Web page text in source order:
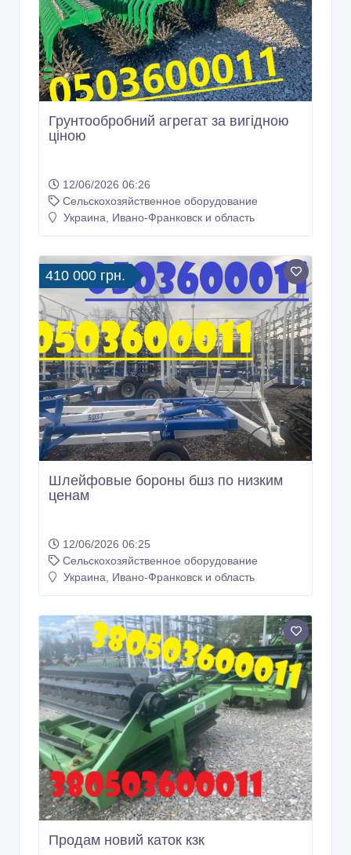
Грунтообробний агрегат за вигідною
ціною
12/06/2026 06:26
Сельскохозяйственное оборудование
Украина, Ивано-Франковск и область
410 000 грн.
Шлейфовые бороны бшз по низким
ценам
12/06/2026 06:25
Сельскохозяйственное оборудование
Украина, Ивано-Франковск и область
Продам новий каток кзк